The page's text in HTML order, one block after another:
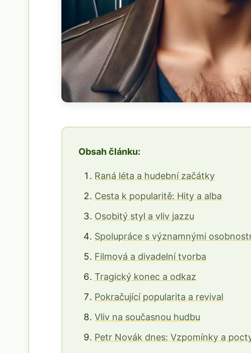
Obsah článku:
Raná léta a hudební začátky
Cesta k popularitě: Hity a alba
Osobitý styl a vliv jazzu
Spolupráce s významnými
Filmová a divadelní tvorba
Tragický konec a odkaz
Pokračující popularita a revival
Vliv na současnou hudbu
Petr Novák dnes: Vzpomínky a